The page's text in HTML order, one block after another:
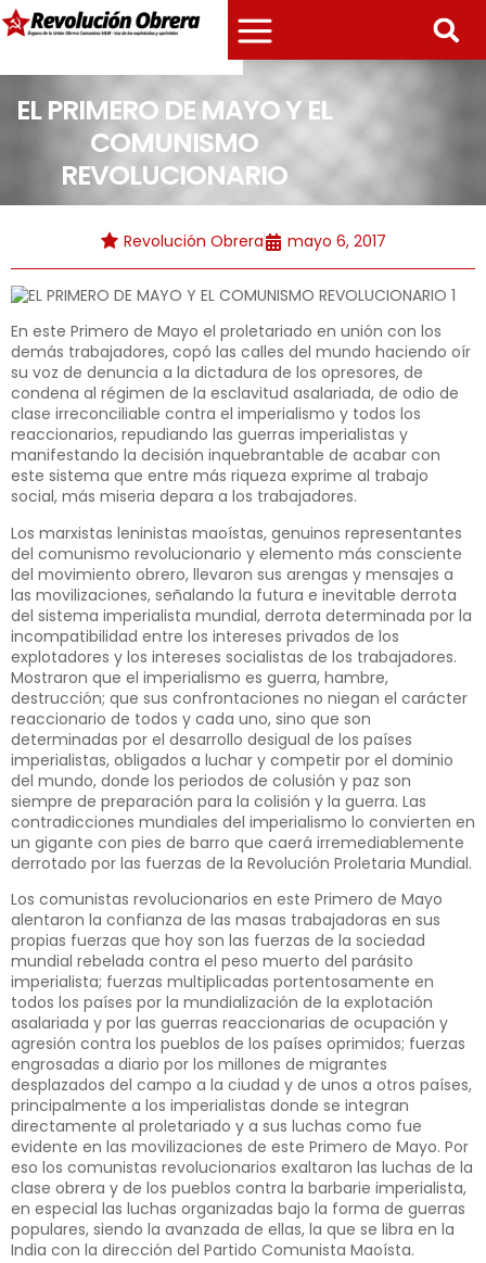
EL PRIMERO DE MAYO Y EL
COMUNISMO
REVOLUCIONARIO
Revolución Obrera mayo 6, 2017
En este Primero de Mayo el proletariado en unión con los
demás trabajadores, copó las calles del mundo haciendo oír
su voz de denuncia a la dictadura de los opresores, de
condena al régimen de la esclavitud asalariada, de odio de
clase irreconciliable contra el imperialismo y todos los
reaccionarios, repudiando las guerras imperialistas y
manifestando la decisión inquebrantable de acabar con
este sistema que entre más riqueza exprime al trabajo
social, más miseria depara a los trabajadores.
Los marxistas leninistas maoístas, genuinos representantes
del comunismo revolucionario y elemento más consciente
del movimiento obrero, llevaron sus arengas y mensajes a
las movilizaciones, señalando la futura e inevitable derrota
del sistema imperialista mundial, derrota determinada por la
incompatibilidad entre los intereses privados de los
explotadores y los intereses socialistas de los trabajadores.
Mostraron que el imperialismo es guerra, hambre,
destrucción; que sus confrontaciones no niegan el carácter
reaccionario de todos y cada uno, sino que son
determinadas por el desarrollo desigual de los países
imperialistas, obligados a luchar y competir por el dominio
del mundo, donde los periodos de colusión y paz son
siempre de preparación para la colisión y la guerra. Las
contradicciones mundiales del imperialismo lo convierten en
un gigante con pies de barro que caerá irremediablemente
derrotado por las fuerzas de la Revolución Proletaria Mundial.
Los comunistas revolucionarios en este Primero de Mayo
alentaron la confianza de las masas trabajadoras en sus
propias fuerzas que hoy son las fuerzas de la sociedad
mundial rebelada contra el peso muerto del parásito
imperialista; fuerzas multiplicadas portentosamente en
todos los países por la mundialización de la explotación
asalariada y por las guerras reaccionarias de ocupación y
agresión contra los pueblos de los países oprimidos; fuerzas
engrosadas a diario por los millones de migrantes
desplazados del campo a la ciudad y de unos a otros países,
principalmente a los imperialistas donde se integran
directamente al proletariado y a sus luchas como fue
evidente en las movilizaciones de este Primero de Mayo. Por
eso los comunistas revolucionarios exaltaron las luchas de la
clase obrera y de los pueblos contra la barbarie imperialista,
en especial las luchas organizadas bajo la forma de guerras
populares, siendo la avanzada de ellas, la que se libra en la
India con la dirección del Partido Comunista Maoísta.